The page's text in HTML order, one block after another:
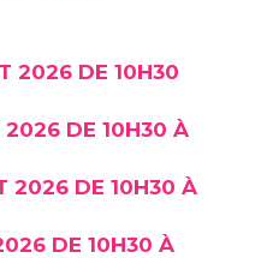
2026 DE 10H30
2026 DE 10H30 À
2026 DE 10H30 À
DE 10H30 À